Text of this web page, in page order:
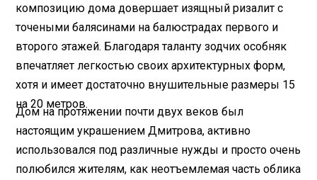
композицию дома довершает изящный ризалит с
точеными балясинами на балюстрадах первого и
второго этажей. Благодаря таланту зодчих особняк
впечатляет легкостью своих архитектурных форм,
хотя и имеет достаточно внушительные размеры 15
на 20 метров.
Дом на протяжении почти двух веков был
настоящим украшением Дмитрова, активно
использовался под различные нужды и просто очень
полюбился жителям, как неотъемлемая часть облика